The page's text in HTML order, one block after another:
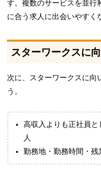
す。複数のサービスを並行
に合う求人に出会いやすく
スターワークスに
次に、スターワークスに向
う。
高収入よりも正社員
人
勤務地・勤務時間・